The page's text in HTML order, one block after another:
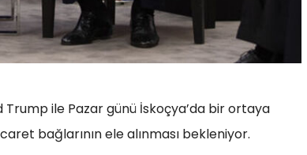
Trump ile Pazar günü İskoçya’da bir ortaya
bağlarının ele alınması bekleniyor.